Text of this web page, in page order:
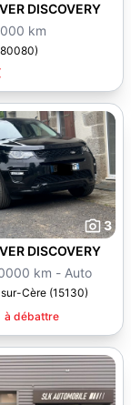
LAND-ROVER DISCOVERY
- 98000 km
3
à débattre
LAND-ROVER DISCOVERY
2017 - 140000 km - Auto
Cère (15130)